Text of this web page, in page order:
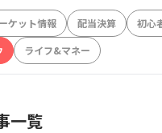
ケット情報 配当決算
初心
ライフ&マネー
一覧